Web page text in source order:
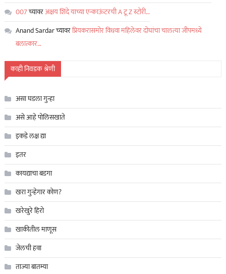
007च्यावरअक्षय शिंदे याच्या एन्काऊंटरची A टू Z स्टोरी…
Anand Sardarच्यावरप्रियकरासमोर विधवा महिलेवर दोघांचा चालत्या जीपमध्ये
बलात्कार…
काही निवडक श्रेणी
असा घडला गुन्हा
असे आहे पोलिसखाते
इकडे लक्ष द्या
इतर
कायद्याचा बडगा
खरा गुन्हेगार कोण?
खरेखुरे हिरो
खाकीतील माणूस
जेलची हवा
ताज्या बातम्या